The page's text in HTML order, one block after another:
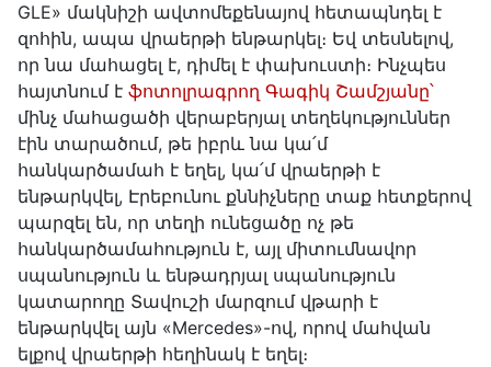
GLE» մակնիշի ավտոմեքենայով հետապնդել է
զոհին, ապա վրաերթի ենթարկել։ Եվ տեսնելով,
որ նա մահացել է, դիմել է փախուստի։ Ինչպես
հայտնում է ֆոտոլրագրող Գագիկ Շամշյանը՝
մինչ մահացածի վերաբերյալ տեղեկություններ
էին տարածում, թե իբրև նա կա՛մ
հանկարծամահ է եղել, կա՛մ վրաերթի է
ենթարկվել, Էրեբունու քննիչները տաք հետքերով
պարզել են, որ տեղի ունեցածը ոչ թե
հանկարծամահություն է, այլ միտումնավոր
սպանություն և ենթադրյալ սպանություն
կատարողը Տավուշի մարզում վթարի է
ենթարկվել այն «Mercedes»-ով, որով մահվան
ելքով վրաերթի հեղինակ է եղել։